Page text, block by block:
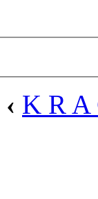
‹ K R A